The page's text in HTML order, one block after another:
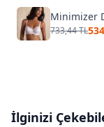
733,44 TL
İlginizi